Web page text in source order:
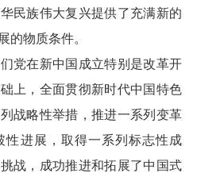
民族伟大复兴提供了充满新的
的物质条件。
在新中国成立特别是改革开
上，全面贯彻新时代中国特色
战略性举措，推进一系列变革
性进展，取得一系列标志性成
战，成功推进和拓展了中国式